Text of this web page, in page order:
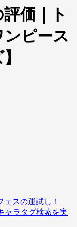
価｜ト
ピース
ェスの運試し！
ャラタグ検索を実